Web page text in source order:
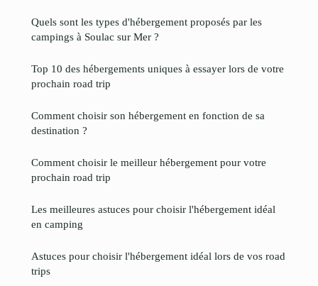
Quels sont les types d'hébergement proposés par les
campings à Soulac sur Mer ?
Top 10 des hébergements uniques à essayer lors de votre
prochain road trip
Comment choisir son hébergement en fonction de sa
destination ?
Comment choisir le meilleur hébergement pour votre
prochain road trip
Les meilleures astuces pour choisir l'hébergement idéal
en camping
Astuces pour choisir l'hébergement idéal lors de vos road
trips